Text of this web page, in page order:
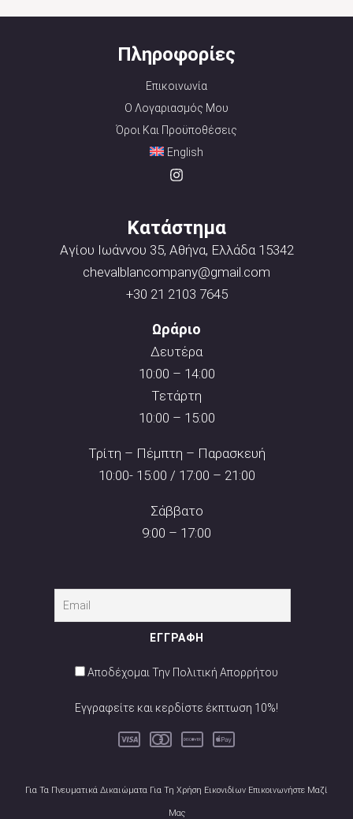
Πληροφορίες
Επικοινωνία
Ο Λογαριασμός Μου
Όροι Και Προϋποθέσεις
English
Κατάστημα
Αγίου Ιωάννου 35, Αθήνα, Ελλάδα 15342
chevalblancompany@gmail.com
+30 21 2103 7645
Ωράριο
Δευτέρα
10:00 – 14:00
Τετάρτη
10:00 – 15:00
Τρίτη – Πέμπτη – Παρασκευή
10:00- 15:00 / 17:00 – 21:00
Σάββατο
9:00 – 17:00
Αποδέχομαι Την Πολιτική Απορρήτου
Εγγραφείτε και κερδίστε έκπτωση 10%!
Για Τα Πνευματικά Δικαιώματα Για Τη Χρήση Εικονιδίων Επικοινωνήστε Μαζί
Μας